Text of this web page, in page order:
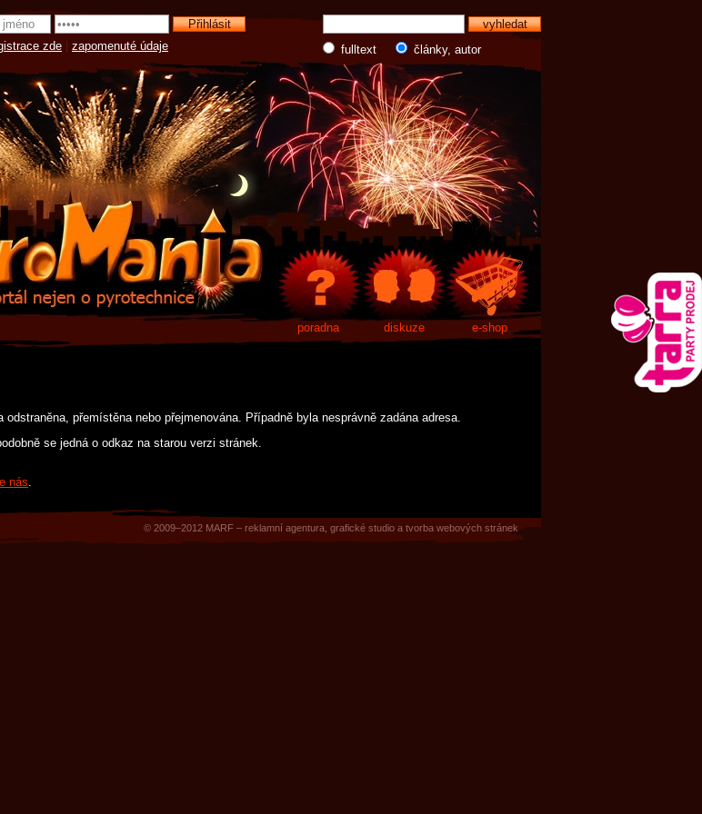
fulltext články, autor
zde zapomenuté údaje
poradna diskuze e-shop
přemístěna nebo přejmenována. Případně byla nesprávně zadána adresa.
se jedná o odkaz na starou verzi stránek.
nás.
© 2009–2012 MARF – reklamní agentura grafické studio a tvorba webových stránek